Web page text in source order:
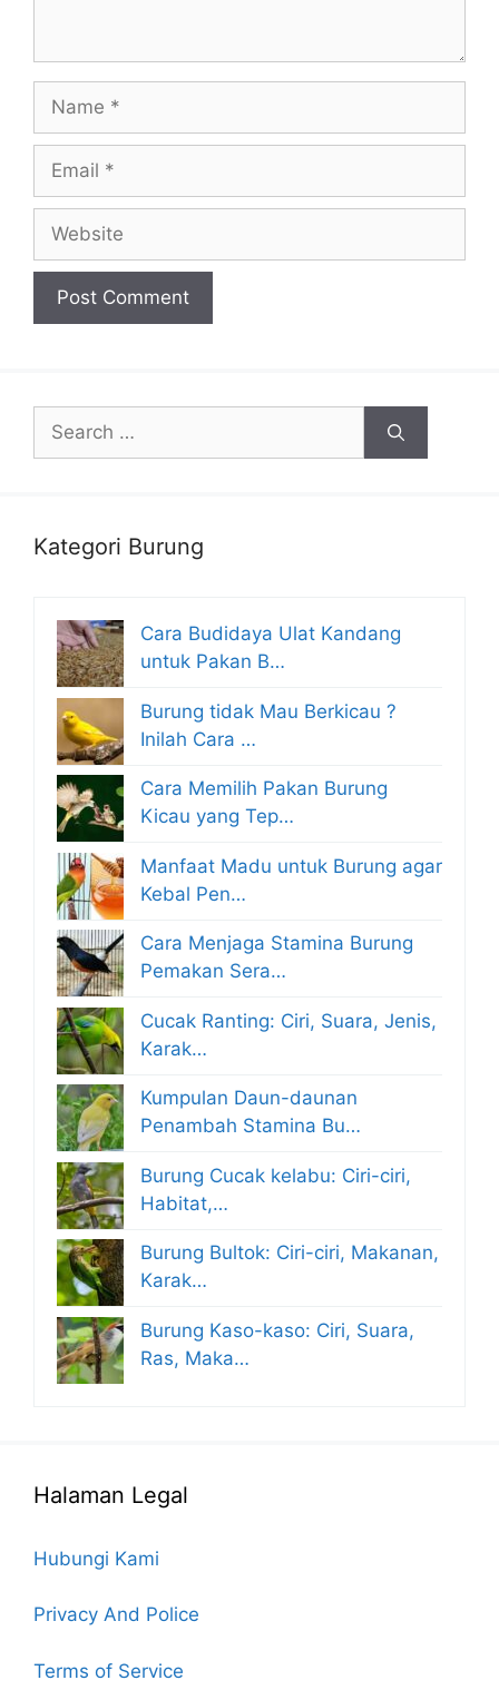
Name
Email
Website
Search
for:
Kategori Burung
Cara Budidaya Ulat Kandang
untuk Pakan B…
Burung tidak Mau Berkicau ?
Inilah Cara …
Cara Memilih Pakan Burung
Kicau yang Tep…
Manfaat Madu untuk Burung agar
Kebal Pen…
Cara Menjaga Stamina Burung
Pemakan Sera…
Cucak Ranting: Ciri, Suara, Jenis,
Karak…
Kumpulan Daun-daunan
Penambah Stamina Bu…
Burung Cucak kelabu: Ciri-ciri,
Habitat,…
Burung Bultok: Ciri-ciri, Makanan,
Karak…
Burung Kaso-kaso: Ciri, Suara,
Ras, Maka…
Halaman Legal
Hubungi Kami
Privacy And Police
Terms of Service